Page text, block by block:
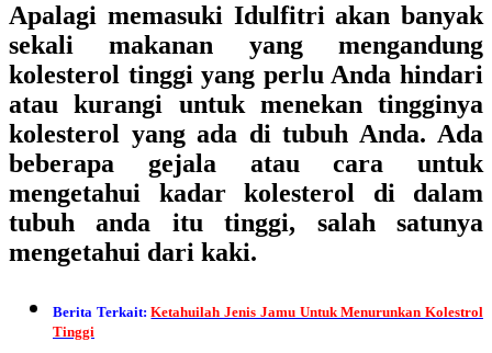
Apalagi memasuki Idulfitri akan banyak
sekali makanan yang mengandung
kolesterol tinggi yang perlu Anda hindari
atau kurangi untuk menekan tingginya
kolesterol yang ada di tubuh Anda. Ada
beberapa gejala atau cara untuk
mengetahui kadar kolesterol di dalam
tubuh anda itu tinggi, salah satunya
mengetahui dari kaki.
Berita Terkait: Ketahuilah Jenis Jamu Untuk Menurunkan Kolestrol
Tinggi